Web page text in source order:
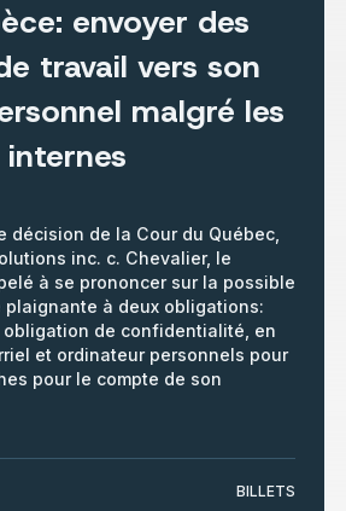
envoyer des
travail vers son
malgré les
décision de la Cour du Québec,
inc. c. Chevalier, le
à se prononcer sur la possible
à deux obligations:
obligation de confidentialité, en
et ordinateur personnels pour
pour le compte de son
BILLETS